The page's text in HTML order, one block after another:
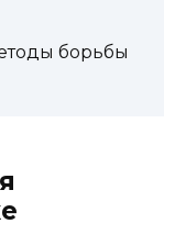
борьбы